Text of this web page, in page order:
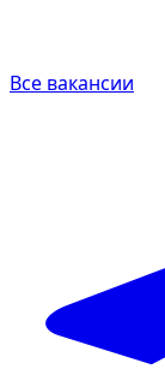
Все вакансии